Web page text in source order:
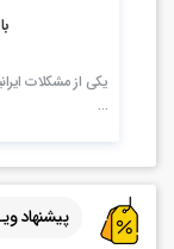
یکی از مشکلات
…
پیشنهاد